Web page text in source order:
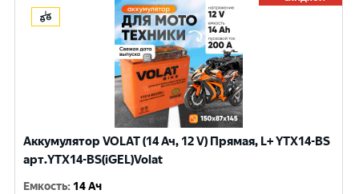
Аккумулятор VOLAT (14 Ач, 12 V) Прямая, L+ YTX14-BS
арт.YTX14-BS(iGEL)Volat
Емкость: 14 Ач